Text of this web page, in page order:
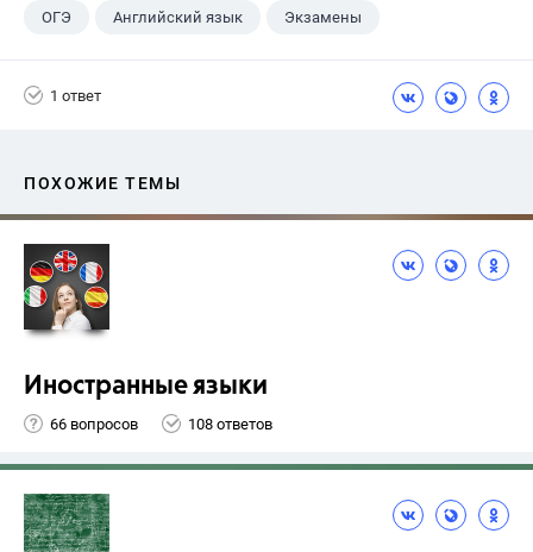
ОГЭ Английский язык Экзамены
1 ответ
ПОХОЖИЕ ТЕМЫ
Иностранные языки
66 вопросов 108 ответов